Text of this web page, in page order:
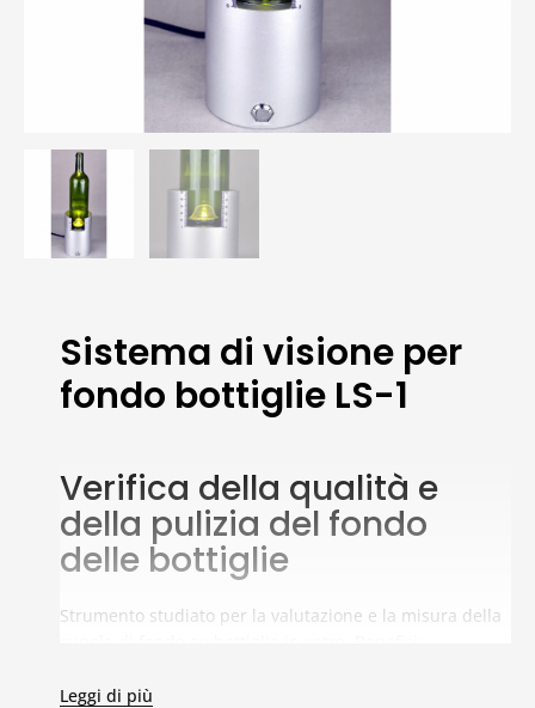
Sistema di visione per
fondo bottiglie LS-1
Verifica della qualità e
della pulizia del fondo
delle bottiglie
Strumento studiato per la valutazione e la misura della
Illuminazione a LED
Leggi di più